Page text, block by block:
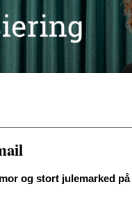
og stort julemarked